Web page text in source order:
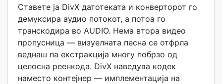
Ставете ја DivX датотеката и конверторот го
демуксира аудио потокот, а потоа го
транскодира во AUDIO. Нема втора видео
пропусница — визуелната песна се отфрла
веднаш па екстракција многу побрзо од
целосна реенкода. DivX наведува кодек
наместо контејнер — имплементација на